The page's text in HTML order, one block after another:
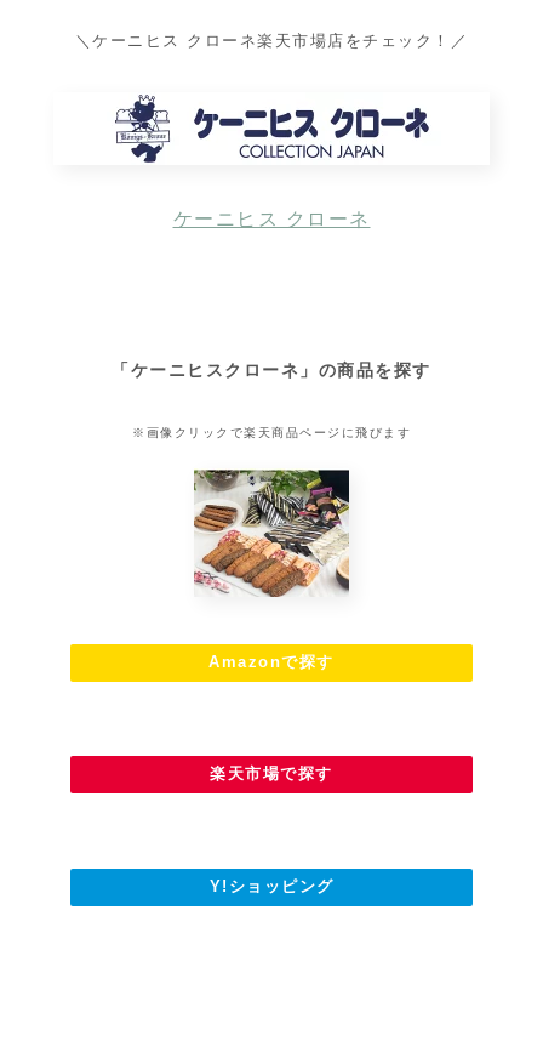
＼ケーニヒス クローネ楽天市場店をチェック！／
ケーニヒス クローネ
「ケーニヒスクローネ」の商品を探す
※画像クリックで楽天商品ページに飛びます
Amazonで探す
楽天市場で探す
Y!ショッピング